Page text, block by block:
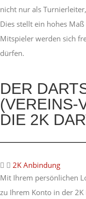
nicht nur als
Dies stellt ein hohes
Mitspieler werden sich
dürfen.
DER
(VEREINS-
DIE 2K
2K Anbindung
Mit Ihrem persönlichen
zu Ihrem Konto in der